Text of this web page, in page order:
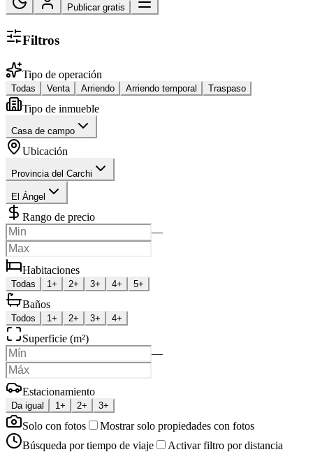
Publicar gratis
Filtros
Tipo de operación
Todas Venta Arriendo Arriendo temporal Traspaso
Tipo de inmueble
Casa de campo
Ubicación
Provincia del Carchi
El Ángel
Rango de precio
—
Habitaciones
Todas 1+ 2+ 3+ 4+ 5+
Baños
Todos 1+ 2+ 3+ 4+
Superficie (m²)
—
Estacionamiento
Da igual 1+ 2+ 3+
Solo con fotos
Mostrar solo propiedades con fotos
Búsqueda por tiempo de viaje
Activar filtro por distancia